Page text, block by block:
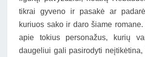
tikrai gyveno ir pasakė ar
kuriuos sako ir daro šiame
apie tokius personažus, kurių
daugeliui gali pasirodyti